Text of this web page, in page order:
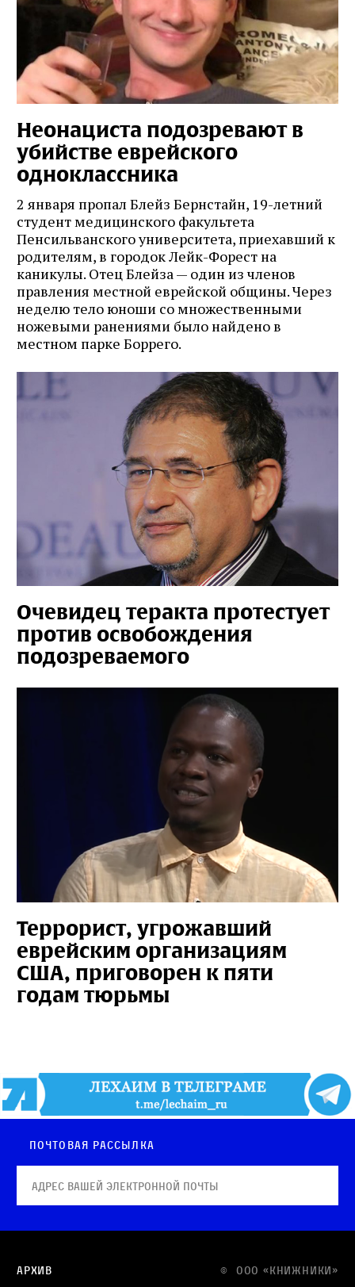
Неонациста подозревают в
убийстве еврейского
одноклассника
2 января пропал Блейз Бернстайн, 19-летний
студент медицинского факультета
Пенсильванского университета, приехавший к
родителям, в городок Лейк-Форест на
каникулы. Отец Блейза — один из членов
правления местной еврейской общины. Через
неделю тело юноши со множественными
ножевыми ранениями было найдено в
местном парке Боррего.
Очевидец теракта протестует
против освобождения
подозреваемого
Террорист, угрожавший
еврейским организациям
США, приговорен к пяти
годам тюрьмы
Почтовая рассылка
© OOO «КНИЖНИКИ»
Архив